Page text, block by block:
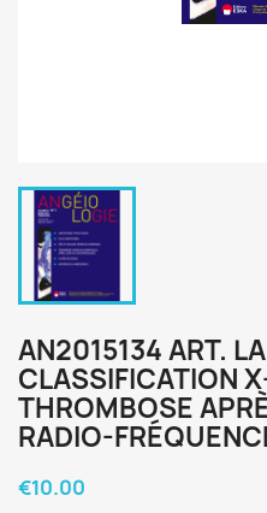
AN2015134 ART.
CLASSIFICATION
THROMBOSE
RADIO-
€10.00